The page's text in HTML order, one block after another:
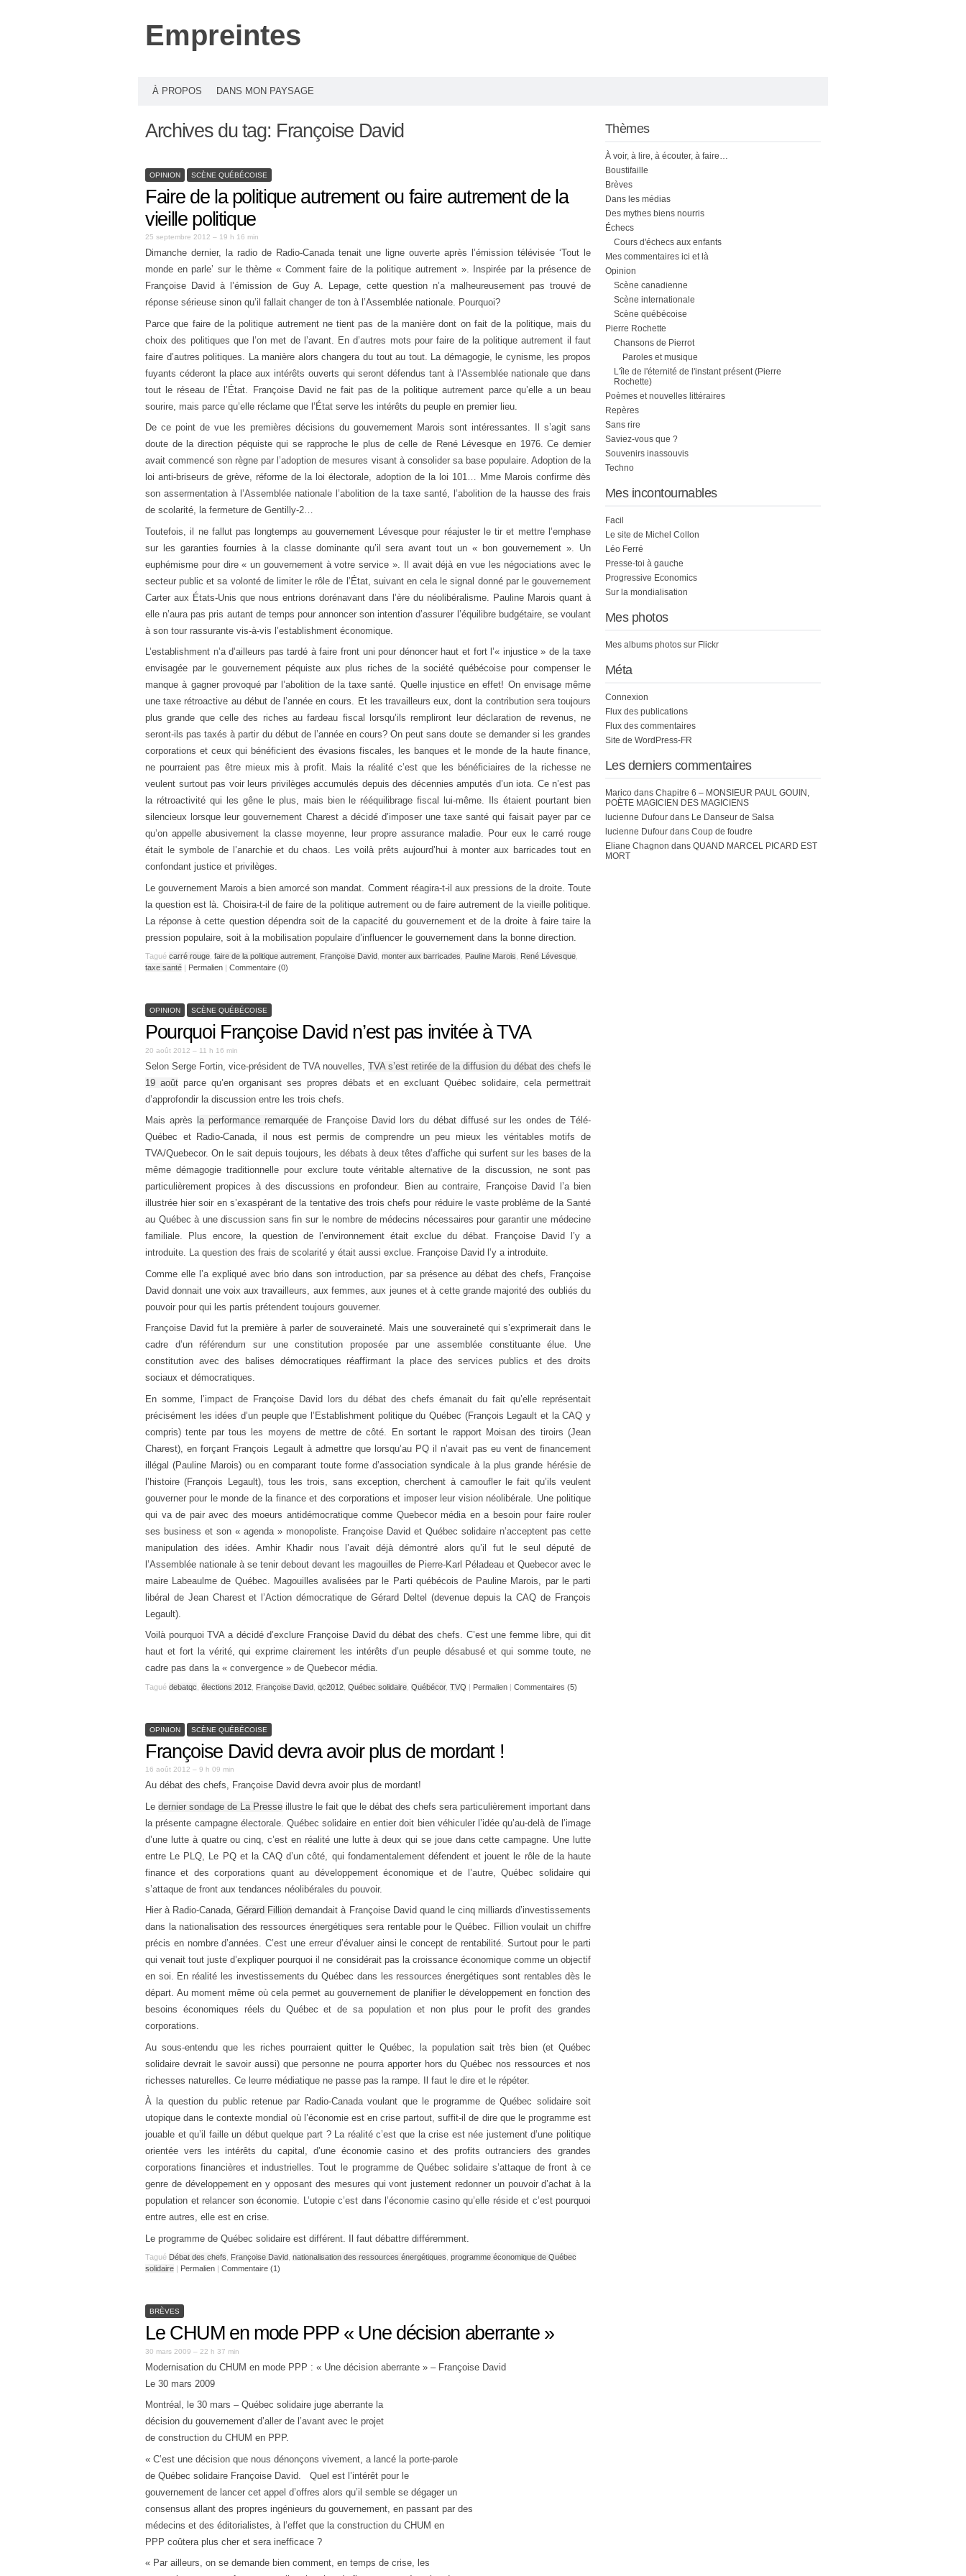
Empreintes
À PROPOS DANS MON PAYSAGE
Archives du tag: Françoise David
OPINION SCÈNE QUÉBÉCOISE
Faire de la politique autrement ou faire autrement de la
vieille politique
25 septembre 2012 – 19 h 16 min
Dimanche dernier, la radio de Radio-Canada tenait une ligne ouverte après l’émission télévisée ‘Tout le
monde en parle’ sur le thème « Comment faire de la politique autrement ». Inspirée par la présence de
Françoise David à l’émission de Guy A. Lepage, cette question n’a malheureusement pas trouvé de
réponse sérieuse sinon qu’il fallait changer de ton à l’Assemblée nationale. Pourquoi?
Parce que faire de la politique autrement ne tient pas de la manière dont on fait de la politique, mais du
choix des politiques que l’on met de l’avant. En d’autres mots pour faire de la politique autrement il faut
faire d’autres politiques. La manière alors changera du tout au tout. La démagogie, le cynisme, les propos
fuyants céderont la place aux intérêts ouverts qui seront défendus tant à l’Assemblée nationale que dans
tout le réseau de l’État. Françoise David ne fait pas de la politique autrement parce qu’elle a un beau
sourire, mais parce qu’elle réclame que l’État serve les intérêts du peuple en premier lieu.
De ce point de vue les premières décisions du gouvernement Marois sont intéressantes. Il s’agit sans
doute de la direction péquiste qui se rapproche le plus de celle de René Lévesque en 1976. Ce dernier
avait commencé son règne par l’adoption de mesures visant à consolider sa base populaire. Adoption de la
loi anti-briseurs de grève, réforme de la loi électorale, adoption de la loi 101… Mme Marois confirme dès
son assermentation à l’Assemblée nationale l’abolition de la taxe santé, l’abolition de la hausse des frais
de scolarité, la fermeture de Gentilly-2…
Toutefois, il ne fallut pas longtemps au gouvernement Lévesque pour réajuster le tir et mettre l’emphase
sur les garanties fournies à la classe dominante qu’il sera avant tout un « bon gouvernement ». Un
euphémisme pour dire « un gouvernement à votre service ». Il avait déjà en vue les négociations avec le
secteur public et sa volonté de limiter le rôle de l’État, suivant en cela le signal donné par le gouvernement
Carter aux États-Unis que nous entrions dorénavant dans l’ère du néolibéralisme. Pauline Marois quant à
elle n’aura pas pris autant de temps pour annoncer son intention d’assurer l’équilibre budgétaire, se voulant
à son tour rassurante vis-à-vis l’establishment économique.
L’establishment n’a d’ailleurs pas tardé à faire front uni pour dénoncer haut et fort l’« injustice » de la taxe
envisagée par le gouvernement péquiste aux plus riches de la société québécoise pour compenser le
manque à gagner provoqué par l’abolition de la taxe santé. Quelle injustice en effet! On envisage même
une taxe rétroactive au début de l’année en cours. Et les travailleurs eux, dont la contribution sera toujours
plus grande que celle des riches au fardeau fiscal lorsqu’ils rempliront leur déclaration de revenus, ne
seront-ils pas taxés à partir du début de l’année en cours? On peut sans doute se demander si les grandes
corporations et ceux qui bénéficient des évasions fiscales, les banques et le monde de la haute finance,
ne pourraient pas être mieux mis à profit. Mais la réalité c’est que les bénéficiaires de la richesse ne
veulent surtout pas voir leurs privilèges accumulés depuis des décennies amputés d’un iota. Ce n’est pas
la rétroactivité qui les gêne le plus, mais bien le rééquilibrage fiscal lui-même. Ils étaient pourtant bien
silencieux lorsque leur gouvernement Charest a décidé d’imposer une taxe santé qui faisait payer par ce
qu’on appelle abusivement la classe moyenne, leur propre assurance maladie. Pour eux le carré rouge
était le symbole de l’anarchie et du chaos. Les voilà prêts aujourd’hui à monter aux barricades tout en
confondant justice et privilèges.
Le gouvernement Marois a bien amorcé son mandat. Comment réagira-t-il aux pressions de la droite. Toute
la question est là. Choisira-t-il de faire de la politique autrement ou de faire autrement de la vieille politique.
La réponse à cette question dépendra soit de la capacité du gouvernement et de la droite à faire taire la
pression populaire, soit à la mobilisation populaire d’influencer le gouvernement dans la bonne direction.
Tagué carré rouge faire de la politique autrement Françoise David monter aux barricades Pauline Marois René Lévesque
taxe santé | Permalien | Commentaire (0)
OPINION SCÈNE QUÉBÉCOISE
Pourquoi Françoise David n’est pas invitée à TVA
20 août 2012 – 11 h 16 min
Selon Serge Fortin, vice-président de TVA nouvelles, TVA s’est retirée de la diffusion du débat des chefs le
19 août parce qu’en organisant ses propres débats et en excluant Québec solidaire, cela permettrait
d’approfondir la discussion entre les trois chefs.
Mais après
la performance remarquéede Françoise David lors du débat diffusé sur les ondes de Télé-
Québec et Radio-Canada, il nous est permis de comprendre un peu mieux les véritables motifs de
TVA/Quebecor. On le sait depuis toujours, les débats à deux têtes d’affiche qui surfent sur les bases de la
même démagogie traditionnelle pour exclure toute véritable alternative de la discussion, ne sont pas
particulièrement propices à des discussions en profondeur. Bien au contraire, Françoise David l’a bien
illustrée hier soir en s’exaspérant de la tentative des trois chefs pour réduire le vaste problème de la Santé
au Québec à une discussion sans fin sur le nombre de médecins nécessaires pour garantir une médecine
familiale. Plus encore, la question de l’environnement était exclue du débat. Françoise David l’y a
introduite. La question des frais de scolarité y était aussi exclue. Françoise David l’y a introduite.
Comme elle l’a expliqué avec brio dans son introduction, par sa présence au débat des chefs, Françoise
David donnait une voix aux travailleurs, aux femmes, aux jeunes et à cette grande majorité des oubliés du
pouvoir pour qui les partis prétendent toujours gouverner.
Françoise David fut la première à parler de souveraineté. Mais une souveraineté qui s’exprimerait dans le
cadre d’un référendum sur une constitution proposée par une assemblée constituante élue. Une
constitution avec des balises démocratiques réaffirmant la place des services publics et des droits
sociaux et démocratiques.
En somme, l’impact de Françoise David lors du débat des chefs émanait du fait qu’elle représentait
précisément les idées d’un peuple que l’Establishment politique du Québec (François Legault et la CAQ y
compris) tente par tous les moyens de mettre de côté. En sortant le rapport Moisan des tiroirs (Jean
Charest), en forçant François Legault à admettre que lorsqu’au PQ il n’avait pas eu vent de financement
illégal (Pauline Marois) ou en comparant toute forme d’association syndicale à la plus grande hérésie de
l’histoire (François Legault), tous les trois, sans exception, cherchent à camoufler le fait qu’ils veulent
gouverner pour le monde de la finance et des corporations et imposer leur vision néolibérale. Une politique
qui va de pair avec des moeurs antidémocratique comme Quebecor média en a besoin pour faire rouler
ses business et son « agenda » monopoliste. Françoise David et Québec solidaire n’acceptent pas cette
manipulation des idées. Amhir Khadir nous l’avait déjà démontré alors qu’il fut le seul député de
l’Assemblée nationale à se tenir debout devant les magouilles de Pierre-Karl Péladeau et Quebecor avec le
maire Labeaulme de Québec. Magouilles avalisées par le Parti québécois de Pauline Marois, par le parti
libéral de Jean Charest et l’Action démocratique de Gérard Deltel (devenue depuis la CAQ de François
Legault).
Voilà pourquoi TVA a décidé d’exclure Françoise David du débat des chefs. C’est une femme libre, qui dit
haut et fort la vérité, qui exprime clairement les intérêts d’un peuple désabusé et qui somme toute, ne
cadre pas dans la « convergence » de Quebecor média.
Tagué debatqc élections 2012 Françoise David qc2012 Québec solidaire Québécor, TVQ | Permalien | Commentaires (5)
OPINION SCÈNE QUÉBÉCOISE
Françoise David devra avoir plus de mordant !
16 août 2012 – 9 h 09 min
Au débat des chefs, Françoise David devra avoir plus de mordant!
Le dernier sondage de La Presse illustre le fait que le débat des chefs sera particulièrement important dans
la présente campagne électorale. Québec solidaire en entier doit bien véhiculer l’idée qu’au-delà de l’image
d’une lutte à quatre ou cinq, c’est en réalité une lutte à deux qui se joue dans cette campagne. Une lutte
entre Le PLQ, Le PQ et la CAQ d’un côté, qui fondamentalement défendent et jouent le rôle de la haute
finance et des corporations quant au développement économique et de l’autre, Québec solidaire qui
s’attaque de front aux tendances néolibérales du pouvoir.
Hier à Radio-Canada,Gérard Fillion demandait à Françoise David quand le cinq milliards d’investissements
dans la nationalisation des ressources énergétiques sera rentable pour le Québec. Fillion voulait un chiffre
précis en nombre d’années. C’est une erreur d’évaluer ainsi le concept de rentabilité. Surtout pour le parti
qui venait tout juste d’expliquer pourquoi il ne considérait pas la croissance économique comme un objectif
en soi. En réalité les investissements du Québec dans les ressources énergétiques sont rentables dès le
départ. Au moment même où cela permet au gouvernement de planifier le développement en fonction des
besoins économiques réels du Québec et de sa population et non plus pour le profit des grandes
corporations.
Au sous-entendu que les riches pourraient quitter le Québec, la population sait très bien (et Québec
solidaire devrait le savoir aussi) que personne ne pourra apporter hors du Québec nos ressources et nos
richesses naturelles. Ce leurre médiatique ne passe pas la rampe. Il faut le dire et le répéter.
À la question du public retenue par Radio-Canada voulant que le programme de Québec solidaire soit
utopique dans le contexte mondial où l’économie est en crise partout, suffit-il de dire que le programme est
jouable et qu’il faille un début quelque part ? La réalité c’est que la crise est née justement d’une politique
orientée vers les intérêts du capital, d’une économie casino et des profits outranciers des grandes
corporations financières et industrielles. Tout le programme de Québec solidaire s’attaque de front à ce
genre de développement en y opposant des mesures qui vont justement redonner un pouvoir d’achat à la
population et relancer son économie. L’utopie c’est dans l’économie casino qu’elle réside et c’est pourquoi
entre autres, elle est en crise.
Le programme de Québec solidaire est différent. Il faut débattre différemment.
Tagué Débat des chefs Françoise David nationalisation des ressources énergétiques programme économique de Québec
solidaire | Permalien | Commentaire (1)
BRÈVES
Le CHUM en mode PPP « Une décision aberrante »
30 mars 2009 – 22 h 37 min
Modernisation du CHUM en mode PPP : « Une décision aberrante » – Françoise David
Le 30 mars 2009
Montréal, le 30 mars – Québec solidaire juge aberrante la
décision du gouvernement d’aller de l’avant avec le projet
de construction du CHUM en PPP.
« C’est une décision que nous dénonçons vivement, a lancé la porte-parole
de Québec solidaire Françoise David. Quel est l’intérêt pour le
gouvernement de lancer cet appel d’offres alors qu’il semble se dégager un
consensus allant des propres ingénieurs du gouvernement, en passant par des
médecins et des éditorialistes, à l’effet que la construction du CHUM en
PPP coûtera plus cher et sera inefficace ?
« Par ailleurs, on se demande bien comment, en temps de crise, les
Thèmes
À voir, à lire, à écouter, à faire…
Boustifaille
Brèves
Dans les médias
Des mythes biens nourris
Échecs
Cours d'échecs aux enfants
Mes commentaires ici et là
Opinion
Scène canadienne
Scène internationale
Scène québécoise
Pierre Rochette
Chansons de Pierrot
Paroles et musique
L'île de l'éternité de l'instant présent (Pierre
Rochette)
Poèmes et nouvelles littéraires
Repères
Sans rire
Saviez-vous que ?
Souvenirs inassouvis
Techno
Mes incontournables
Facil
Le site de Michel Collon
Léo Ferré
Presse-toi à gauche
Progressive Economics
Sur la mondialisation
Mes photos
Mes albums photos sur Flickr
Méta
Connexion
Flux des publications
Flux des commentaires
Site de WordPress-FR
Les derniers commentaires
Marico dans Chapitre 6 – MONSIEUR PAUL GOUIN,
POÈTE MAGICIEN DES MAGICIENS
lucienne Dufour dans Le Danseur de Salsa
lucienne Dufour dans Coup de foudre
Eliane Chagnon dans QUAND MARCEL PICARD EST
MORT